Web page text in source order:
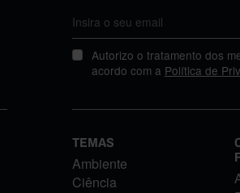
Autorizo o tratamento dos
acordo com a Política de
TEMAS
Ambiente
Ciência